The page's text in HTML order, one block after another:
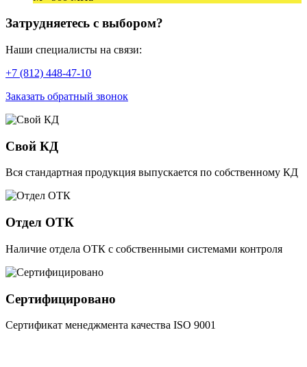
Затрудняетесь с выбором?
Наши специалисты на связи:
+7 (812) 448-47-10
Заказать обратный звонок
Свой КД
Вся стандартная продукция выпускается по собственному КД
Отдел ОТК
Наличие отдела ОТК с собственными системами контроля
Сертифицировано
Сертификат менеджмента качества ISO 9001